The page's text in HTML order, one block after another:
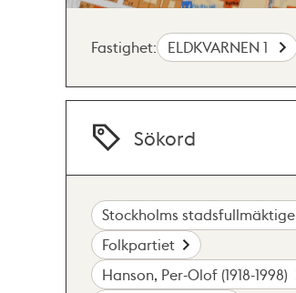
Fastighet: ELDKVARNEN 1
Sökord
Stockholms stadsfullmäktige
Folkpartiet
Hanson, Per-Olof (1918-1998)